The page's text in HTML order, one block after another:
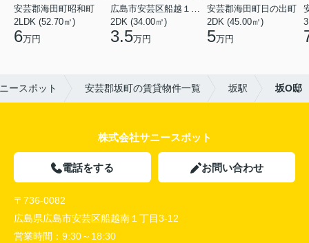
安芸郡海田町昭和町
2LDK (52.70㎡)
6万円
広島市安芸区船越１丁目
2DK (34.00㎡)
3.5万円
安芸郡海田町日の出町
2DK (45.00㎡)
5万円
ースポット 安芸郡坂町の賃貸物件一覧 坂駅 坂O邸
株式会社サニースポット
電話をする お問い合わせ
〒736-0082
広島県広島市安芸区船越南１丁目3-12
営業時間： 9:30～18:30